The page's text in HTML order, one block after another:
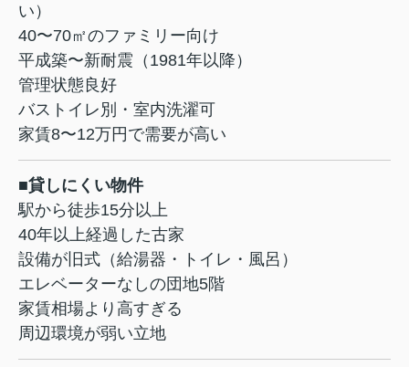
い）
40〜70㎡のファミリー向け
平成築〜新耐震（1981年以降）
管理状態良好
バストイレ別・室内洗濯可
家賃8〜12万円で需要が高い
■貸しにくい物件
駅から徒歩15分以上
40年以上経過した古家
設備が旧式（給湯器・トイレ・風呂）
エレベーターなしの団地5階
家賃相場より高すぎる
周辺環境が弱い立地